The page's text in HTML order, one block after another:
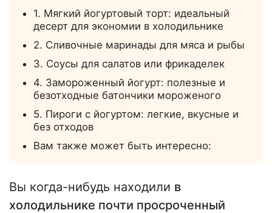
1. Мягкий йогуртовый торт: идеальный
десерт для экономии в холодильнике
2. Сливочные маринады для мяса и рыбы
3. Соусы для салатов или фрикаделек
4. Замороженный йогурт: полезные и
безотходные батончики мороженого
5. Пироги с йогуртом: легкие, вкусные и
без отходов
Вам также может быть интересно:
Вы когда-нибудь находили в
холодильнике почти просроченный